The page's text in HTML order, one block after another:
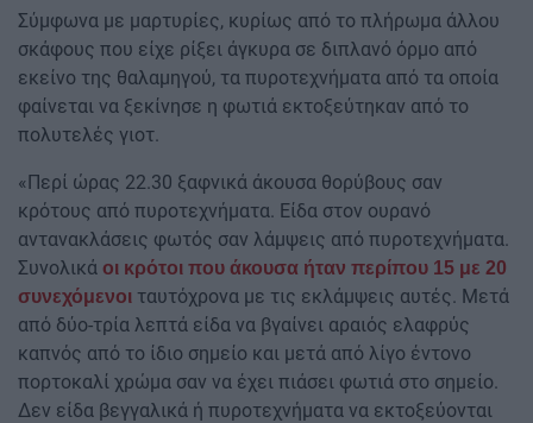
Σύμφωνα με μαρτυρίες, κυρίως από το πλήρωμα άλλου
σκάφους που είχε ρίξει άγκυρα σε διπλανό όρμο από
εκείνο της θαλαμηγού, τα πυροτεχνήματα από τα οποία
φαίνεται να ξεκίνησε η φωτιά εκτοξεύτηκαν από το
πολυτελές γιοτ.
«Περί ώρας 22.30 ξαφνικά άκουσα θορύβους σαν
κρότους από πυροτεχνήματα. Είδα στον ουρανό
αντανακλάσεις φωτός σαν λάμψεις από πυροτεχνήματα.
Συνολικά οι κρότοι που άκουσα ήταν περίπου 15 με 20
συνεχόμενοι ταυτόχρονα με τις εκλάμψεις αυτές. Μετά
από δύο-τρία λεπτά είδα να βγαίνει αραιός ελαφρύς
καπνός από το ίδιο σημείο και μετά από λίγο έντονο
πορτοκαλί χρώμα σαν να έχει πιάσει φωτιά στο σημείο.
Δεν είδα βεγγαλικά ή πυροτεχνήματα να εκτοξεύονται